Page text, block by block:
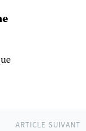
ARTICLE SUIVANT